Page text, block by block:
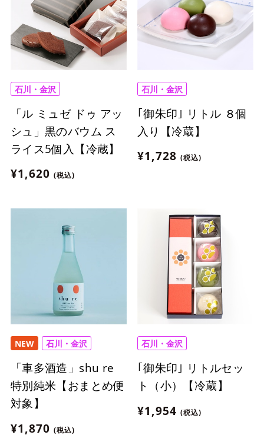
石川・金沢
「ル ミュゼ ドゥ アッ
シュ」黒のバウム ス
ライス5個入【冷蔵】
¥1,620 (税込)
石川・金沢
｢御朱印｣ リトル ８個
入り【冷蔵】
¥1,728 (税込)
NEW 石川・金沢
「車多酒造」shu re
特別純米【おまとめ便
対象】
¥1,870 (税込)
石川・金沢
｢御朱印｣ リトルセッ
ト（小）【冷蔵】
¥1,954 (税込)